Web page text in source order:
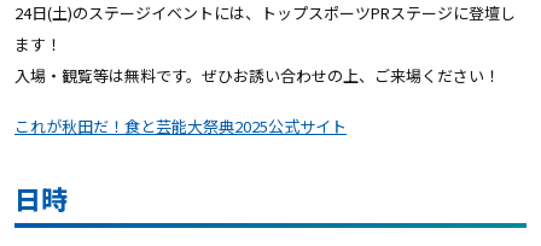
24日(土)のステージイベントには、トップスポーツPRステージに登壇し
ます！
入場・観覧等は無料です。ぜひお誘い合わせの上、ご来場ください！
これが秋田だ！食と芸能大祭典2025公式サイト
日時